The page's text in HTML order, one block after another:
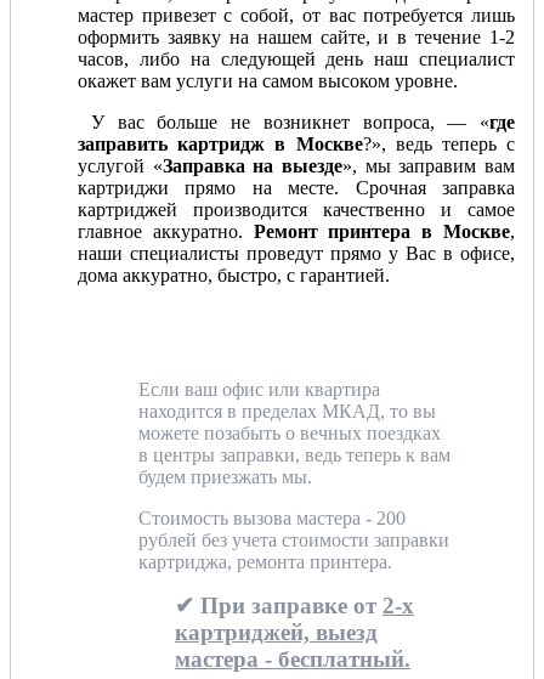
мастер привезет с собой, от вас потребуется лишь
оформить заявку на нашем сайте, и в течение 1-2
часов, либо на следующей день наш специалист
окажет вам услуги на самом высоком уровне.
У вас больше не возникнет вопроса, — «где
заправить картридж в Москве?», ведь теперь с
услугой «Заправка на выезде», мы заправим вам
картриджи прямо на месте. Срочная заправка
картриджей производится качественно и самое
главное аккуратно. Ремонт принтера в Москве,
наши специалисты проведут прямо у Вас в офисе,
дома аккуратно, быстро, с гарантией.
Если ваш офис или квартира
находится в пределах МКАД, то вы
можете позабыть о вечных поездках
в центры заправки, ведь теперь к вам
будем приезжать мы.
Стоимость вызова мастера - 200
рублей без учета стоимости заправки
картриджа, ремонта принтера.
✔ При заправке от 2-х
картриджей, выезд
мастера - бесплатный.